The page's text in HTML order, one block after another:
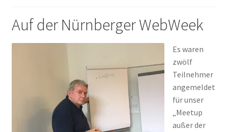
Auf der Nürnberger WebWeek
Es waren
zwölf
Teilnehmer
angemeldet
für unser
„Meetup
außer der